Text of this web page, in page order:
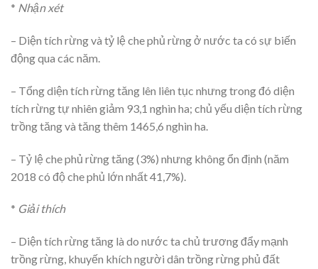
* Nhận xét
– Diện tích rừng và tỷ lệ che phủ rừng ở nước ta có sự biến
động qua các năm.
– Tổng diện tích rừng tăng lên liên tục nhưng trong đó diện
tích rừng tự nhiên giảm 93,1 nghìn ha; chủ yếu diện tích rừng
trồng tăng và tăng thêm 1465,6 nghìn ha.
– Tỷ lệ che phủ rừng tăng (3%) nhưng không ổn định (năm
2018 có độ che phủ lớn nhất 41,7%).
* Giải thích
– Diện tích rừng tăng là do nước ta chủ trương đẩy mạnh
trồng rừng, khuyến khích người dân trồng rừng phủ đất